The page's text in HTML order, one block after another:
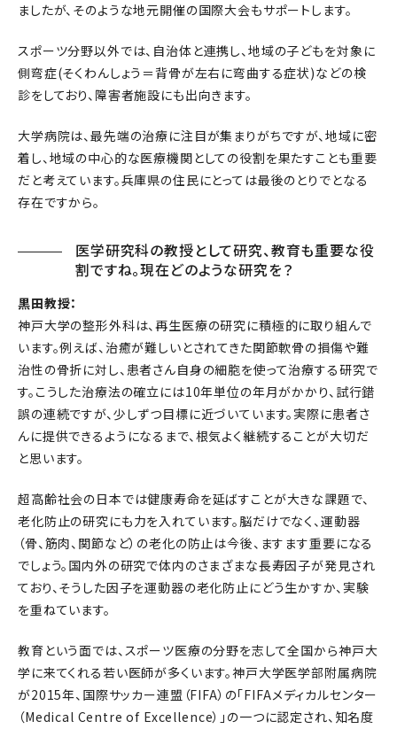
ましたが、そのような地元開催の国際大会もサポートします。
スポーツ分野以外では、自治体と連携し、地域の子どもを対象に
側弯症(そくわんしょう＝背骨が左右に弯曲する症状)などの検
診をしており、障害者施設にも出向きます。
大学病院は、最先端の治療に注目が集まりがちですが、地域に密
着し、地域の中心的な医療機関としての役割を果たすことも重要
だと考えています。兵庫県の住民にとっては最後のとりでとなる
存在ですから。
医学研究科の教授として研究、教育も重要な役
割ですね。現在どのような研究を？
黒田教授：
神戸大学の整形外科は、再生医療の研究に積極的に取り組んで
います。例えば、治癒が難しいとされてきた関節軟骨の損傷や難
治性の骨折に対し、患者さん自身の細胞を使って治療する研究で
す。こうした治療法の確立には10年単位の年月がかかり、試行錯
誤の連続ですが、少しずつ目標に近づいています。実際に患者さ
んに提供できるようになるまで、根気よく継続することが大切だ
と思います。
超高齢社会の日本では健康寿命を延ばすことが大きな課題で、
老化防止の研究にも力を入れています。脳だけでなく、運動器
（骨、筋肉、関節など）の老化の防止は今後、ますます重要になる
でしょう。国内外の研究で体内のさまざまな長寿因子が発見され
ており、そうした因子を運動器の老化防止にどう生かすか、実験
を重ねています。
教育という面では、スポーツ医療の分野を志して全国から神戸大
学に来てくれる若い医師が多くいます。神戸大学医学部附属病院
が2015年、国際サッカー連盟（FIFA）の「FIFAメディカルセンター
（Medical Centre of Excellence）」の一つに認定され、知名度